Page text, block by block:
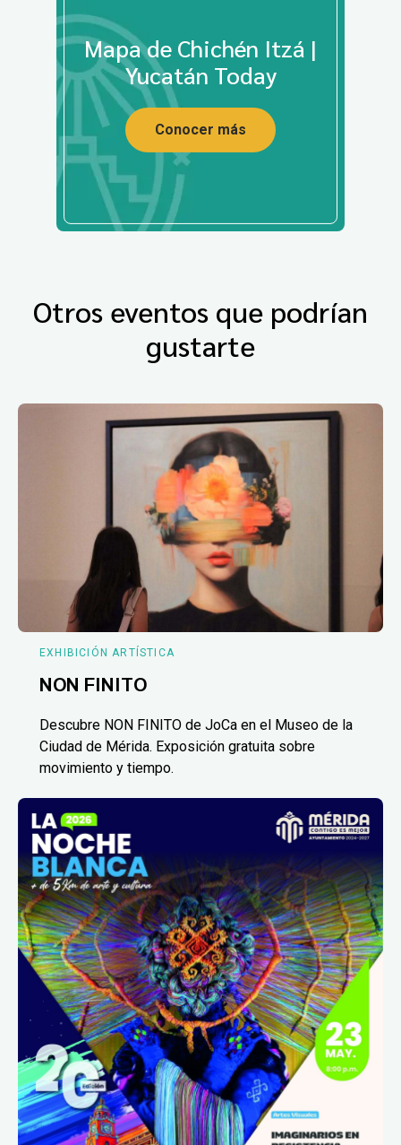
Mapa de Chichén Itzá |
Yucatán Today
Conocer más
Otros eventos que podrían
gustarte
EXHIBICIÓN ARTÍSTICA
NON FINITO
Descubre NON FINITO de JoCa en el Museo de la
Ciudad de Mérida. Exposición gratuita sobre
movimiento y tiempo.